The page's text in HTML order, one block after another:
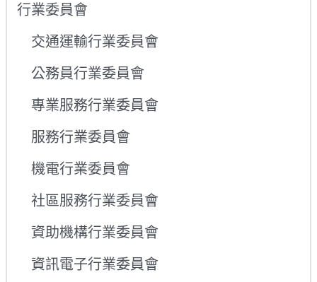
行業委員會
交通運輸行業委員會
公務員行業委員會
專業服務行業委員會
服務行業委員會
機電行業委員會
社區服務行業委員會
資助機構行業委員會
資訊電子行業委員會